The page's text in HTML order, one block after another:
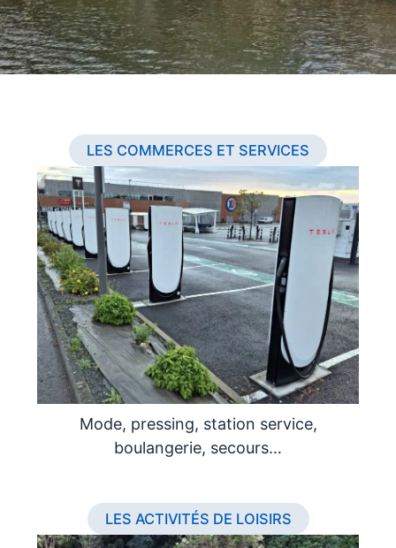
LES COMMERCES ET SERVICES
Mode, pressing, station service,
boulangerie, secours…
LES ACTIVITÉS DE LOISIRS